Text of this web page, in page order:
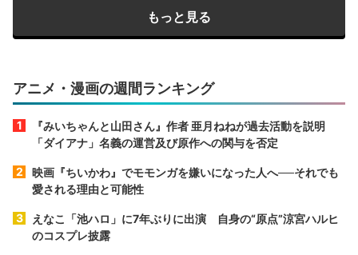
もっと見る
アニメ・漫画の週間ランキング
『みいちゃんと山田さん』作者 亜月ねねが過去活動を説明
「ダイアナ」名義の運営及び原作への関与を否定
映画『ちいかわ』でモモンガを嫌いになった人へ──それでも
愛される理由と可能性
えなこ「池ハロ」に7年ぶりに出演 自身の“原点”涼宮ハルヒ
のコスプレ披露